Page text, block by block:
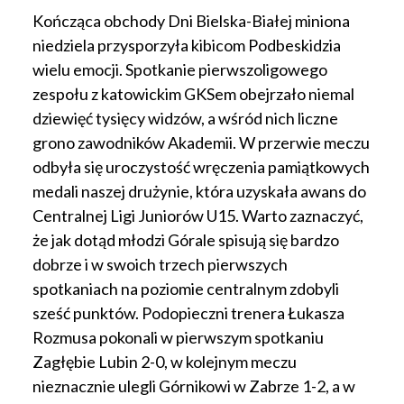
Kończąca obchody Dni Bielska-Białej miniona
niedziela przysporzyła kibicom Podbeskidzia
wielu emocji. Spotkanie pierwszoligowego
zespołu z katowickim GKSem obejrzało niemal
dziewięć tysięcy widzów, a wśród nich liczne
grono zawodników Akademii. W przerwie meczu
odbyła się uroczystość wręczenia pamiątkowych
medali naszej drużynie, która uzyskała awans do
Centralnej Ligi Juniorów U15. Warto zaznaczyć,
że jak dotąd młodzi Górale spisują się bardzo
dobrze i w swoich trzech pierwszych
spotkaniach na poziomie centralnym zdobyli
sześć punktów. Podopieczni trenera Łukasza
Rozmusa pokonali w pierwszym spotkaniu
Zagłębie Lubin 2-0, w kolejnym meczu
nieznacznie ulegli Górnikowi w Zabrze 1-2, a w